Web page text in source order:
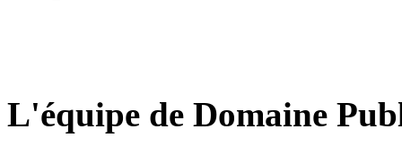
L'équipe de Domaine